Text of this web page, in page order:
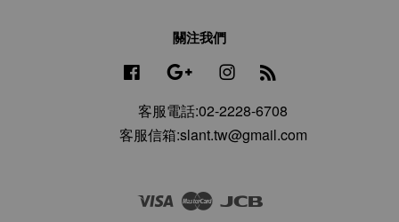
關注我們
Facebook Google Instagram
客服電話:02-2228-6708
客服信箱:slant.tw@gmail.com
Visa Master